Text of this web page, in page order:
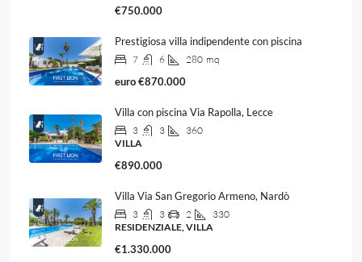
€750.000
Prestigiosa villa indipendente con piscina
7 6 280 mq
euro€870.000
Villa con piscina Via Rapolla, Lecce
3 3
360
VILLA
€890.000
Villa Via San Gregorio Armeno, Nardò
3 3 2
330
RESIDENZIALE, VILLA
€1.330.000